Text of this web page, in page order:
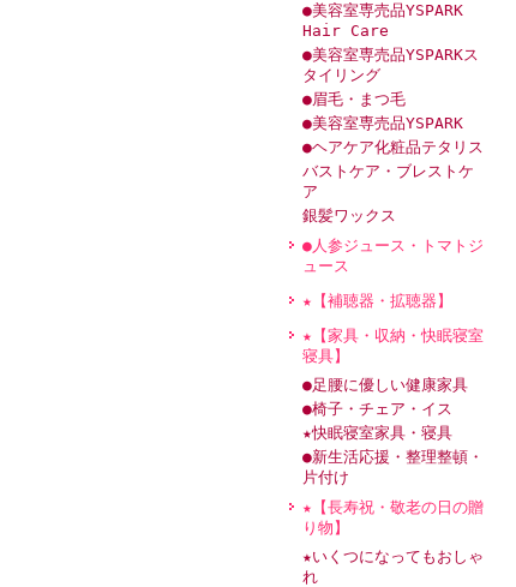
●美容室専売品YSPARK
Hair Care
●美容室専売品YSPARKス
タイリング
●眉毛・まつ毛
●美容室専売品YSPARK
●ヘアケア化粧品テタリス
バストケア・ブレストケ
ア
銀髪ワックス
●人参ジュース・トマトジ
ュース
★【補聴器・拡聴器】
★【家具・収納・快眠寝室
寝具】
●足腰に優しい健康家具
●椅子・チェア・イス
★快眠寝室家具・寝具
●新生活応援・整理整頓・
片付け
★【長寿祝・敬老の日の贈
り物】
★いくつになってもおしゃ
れ